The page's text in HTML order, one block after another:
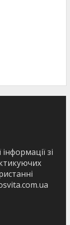
зі